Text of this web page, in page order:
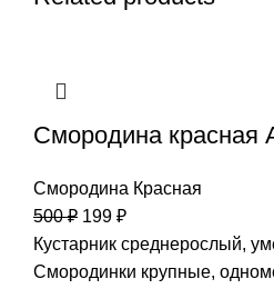
Смородина красная
Смородина Красная
500₽ 199 ₽
Кустарник среднерослый,
Смородинки крупные,